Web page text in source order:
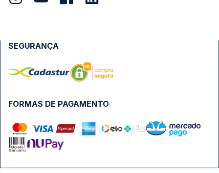
FORMAS DE PAGAMENTO
SEGURANÇA